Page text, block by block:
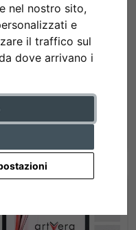
nel nostro sito,
e
il traffico sul
dove arrivano i
26,60 € *